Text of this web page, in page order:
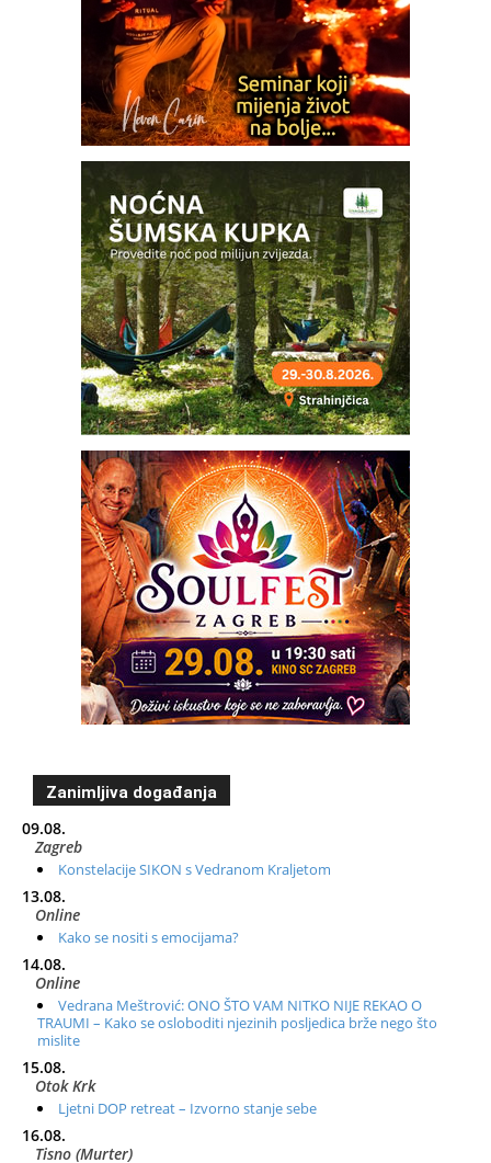
Zanimljiva događanja
09.08.
Zagreb
Konstelacije SIKON s Vedranom Kraljetom
13.08.
Online
Kako se nositi s emocijama?
14.08.
Online
Vedrana Meštrović: ONO ŠTO VAM NITKO NIJE REKAO O
TRAUMI – Kako se osloboditi njezinih posljedica brže nego što
mislite
15.08.
Otok Krk
Ljetni DOP retreat – Izvorno stanje sebe
16.08.
Tisno (Murter)